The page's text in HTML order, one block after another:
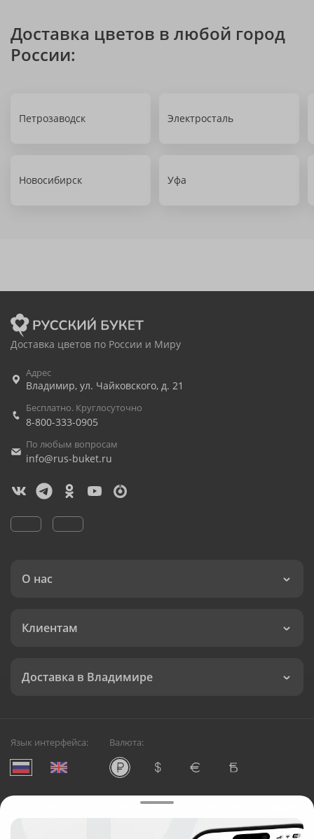
Доставка цветов в любой город
России:
Петрозаводск Электросталь
Новосибирск Уфа
Доставка цветов по России и Миру
Адрес
Владимир, ул. Чайковского, д. 21
Бесплатно. Круглосуточно
8-800-333-0905
По любым вопросам
info@rus-buket.ru
О нас
Клиентам
Доставка в Владимире
Язык интерфейса: Валюта:
Служба круглосуточной доставки цветов во Владимире
Русский Букет, 2026